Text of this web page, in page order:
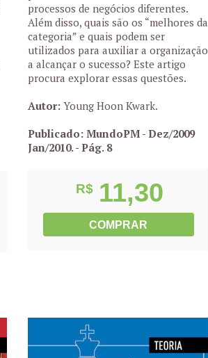
processos de negócios diferentes.
Além disso, quais são os “melhores da
categoria” e quais podem ser
utilizados para auxiliar a organização
a alcançar o sucesso? Este artigo
procura explorar essas questões.
Autor: Young Hoon Kwark.
Publicado: MundoPM - Dez/2009
Jan/2010.- Pág. 8
R$ 11,30
COMPRAR